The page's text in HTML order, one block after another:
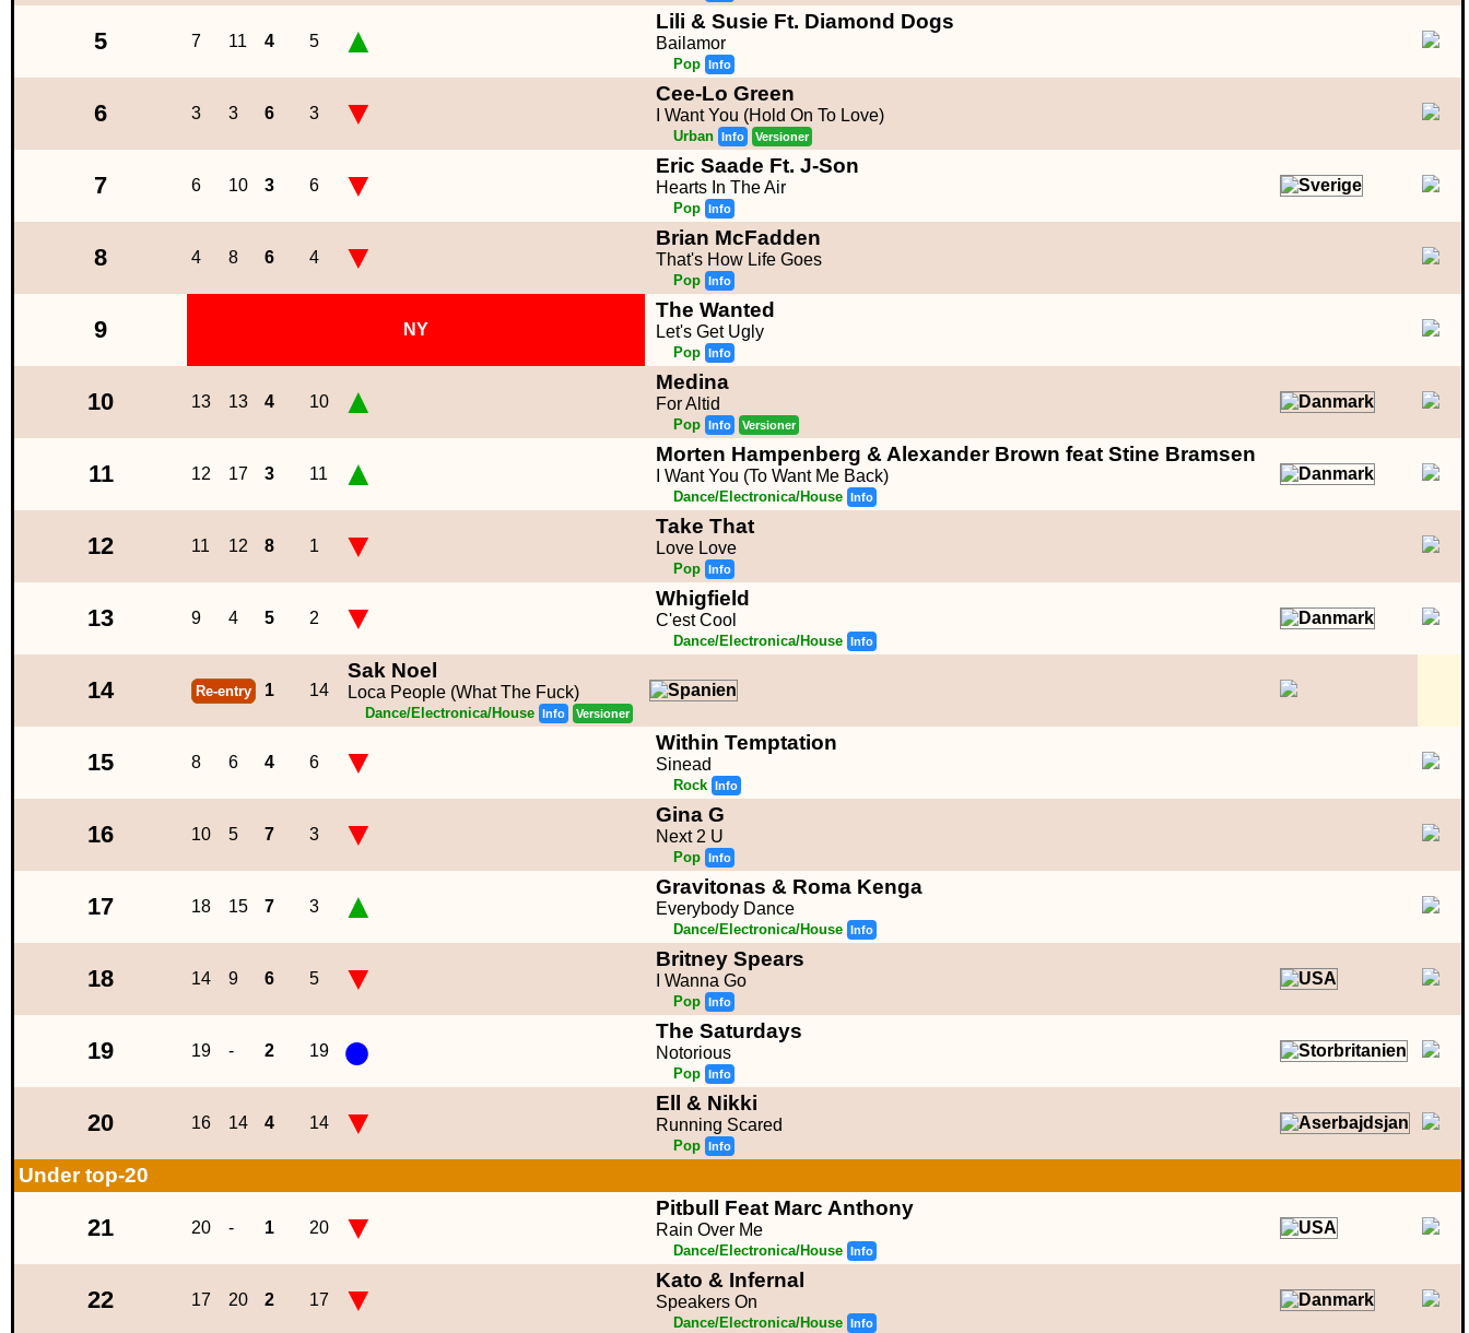
5 7 11 4 5 ▲ Lili & Susie Ft. Diamond Dogs
Bailamor
Pop Info
6 3 3 6 3 ▼ Cee-Lo Green
I Want You (Hold On To Love)
Urban Info Versioner
7 6 10 3 6 ▼ Eric Saade Ft. J-Son
Hearts In The Air
Pop Info
8 4 8 6 4 ▼ Brian McFadden
That's How Life Goes
Pop Info
9 NY
The Wanted
Let's Get Ugly
Pop Info
10 13 13 4 10 ▲ Medina
For Altid
Pop Info Versioner
11 12 17 3 11 ▲ Morten Hampenberg & Alexander Brown feat Stine Bramsen
I Want You (To Want Me Back)
Dance/Electronica/House Info
12 11 12 8 1 ▼ Take That
Love Love
Pop Info
13 9 4 5 2 ▼ Whigfield
C'est Cool
Dance/Electronica/House Info
14 Re-entry 1 14
Sak Noel
Loca People (What The Fuck)
Dance/Electronica/House Info Versioner
15 8 6 4 6 ▼ Within Temptation
Sinead
Rock Info
16 10 5 7 3 ▼ Gina G
Next 2 U
Pop Info
17 18 15 7 3 ▲ Gravitonas & Roma Kenga
Everybody Dance
Dance/Electronica/House Info
18 14 9 6 5 ▼ Britney Spears
I Wanna Go
Pop Info
19 19 - 2 19 ● The Saturdays
Notorious
Pop Info
20 16 14 4 14 ▼ Ell & Nikki
Running Scared
Pop Info
Under top-20
21 20 - 1 20 ▼ Pitbull Feat Marc Anthony
Rain Over Me
Dance/Electronica/House Info
22 17 20 2 17 ▼ Kato & Infernal
Speakers On
Dance/Electronica/House Info